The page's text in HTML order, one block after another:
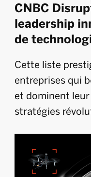
CNBC
leadership
de
Cette liste
entreprises qui
et dominent
stratégies